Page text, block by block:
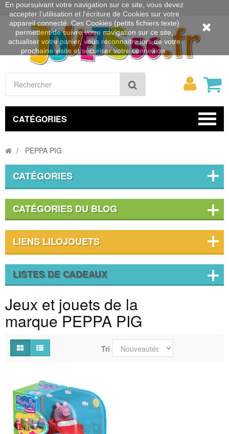
Rechercher
Mon
CATÉGORIES
PEPPA PIG
CATÉGORIES
CATÉGORIES DU BLOG
LIENS LILOJOUETS
LISTES DE CADEAUX
Jeux et jouets de la
marque PEPPA PIG
Tri
En poursuivant votre navigation sur ce site, vous devez
accepter l’utilisation et l'écriture de Cookies sur votre
appareil connecté. Ces Cookies (petits fichiers texte)
permettent de suivre votre navigation sur ce site,
actualiser votre panier, vous reconnaitre lors de votre
prochaine visite et sécuriser votre connexion.